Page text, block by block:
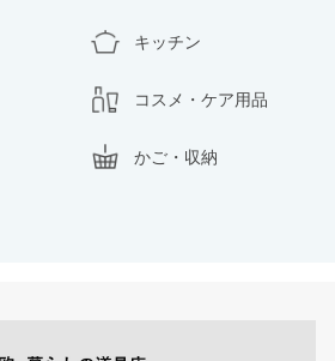
キッチン
コスメ・ケア用品
かご・収納